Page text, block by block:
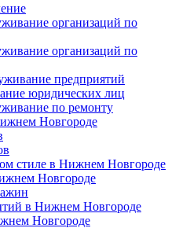
организаций по
организаций по
предприятий
юридических лиц
по ремонту
Новгороде
стиле в Нижнем Новгороде
Новгороде
в Нижнем Новгороде
Новгороде